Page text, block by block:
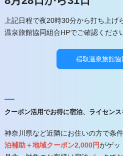
上記日程で夜20時30分から打ち上げ
温泉旅館協同組合HPでご確認くださ
稲取温泉旅館協
クーポン活用でお得に宿泊、ライセンス
神奈川県など近隣にお住いの方で条件
泊補助＋地域クーポン2,000円がゲッ